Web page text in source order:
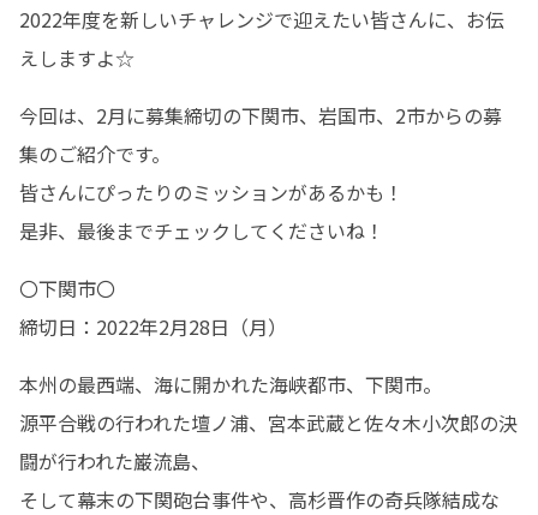
2022年度を新しいチャレンジで迎えたい皆さんに、お伝
えしますよ☆
今回は、2月に募集締切の下関市、岩国市、2市からの募
集のご紹介です。
皆さんにぴったりのミッションがあるかも！
是非、最後までチェックしてくださいね！
〇下関市〇
締切日：2022年2月28日（月）
本州の最西端、海に開かれた海峡都市、下関市。
源平合戦の行われた壇ノ浦、宮本武蔵と佐々木小次郎の決
闘が行われた巌流島、
そして幕末の下関砲台事件や、高杉晋作の奇兵隊結成な